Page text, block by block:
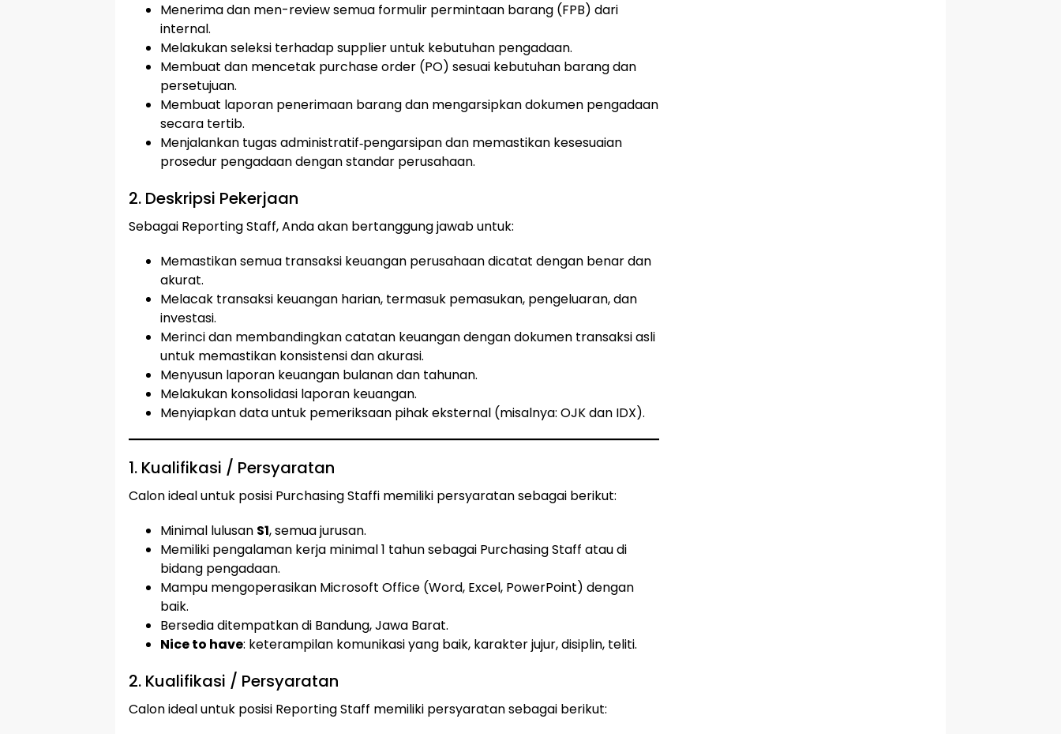
Menerima dan men-review semua formulir permintaan barang (FPB) dari
internal.
Melakukan seleksi terhadap supplier untuk kebutuhan pengadaan.
Membuat dan mencetak purchase order (PO) sesuai kebutuhan barang dan
persetujuan.
Membuat laporan penerimaan barang dan mengarsipkan dokumen pengadaan
secara tertib.
Menjalankan tugas administratif‐pengarsipan dan memastikan kesesuaian
prosedur pengadaan dengan standar perusahaan.
2. Deskripsi Pekerjaan
Sebagai Reporting Staff, Anda akan bertanggung jawab untuk:
Memastikan semua transaksi keuangan perusahaan dicatat dengan benar dan
akurat.
Melacak transaksi keuangan harian, termasuk pemasukan, pengeluaran, dan
investasi.
Merinci dan membandingkan catatan keuangan dengan dokumen transaksi asli
untuk memastikan konsistensi dan akurasi.
Menyusun laporan keuangan bulanan dan tahunan.
Melakukan konsolidasi laporan keuangan.
Menyiapkan data untuk pemeriksaan pihak eksternal (misalnya: OJK dan IDX).
1. Kualifikasi / Persyaratan
Calon ideal untuk posisi Purchasing Staffi memiliki persyaratan sebagai berikut:
Minimal lulusan S1, semua jurusan.
Memiliki pengalaman kerja minimal 1 tahun sebagai Purchasing Staff atau di
bidang pengadaan.
Mampu mengoperasikan Microsoft Office (Word, Excel, PowerPoint) dengan
baik.
Bersedia ditempatkan di Bandung, Jawa Barat.
Nice to have: keterampilan komunikasi yang baik, karakter jujur, disiplin, teliti.
2. Kualifikasi / Persyaratan
Calon ideal untuk posisi Reporting Staff memiliki persyaratan sebagai berikut: